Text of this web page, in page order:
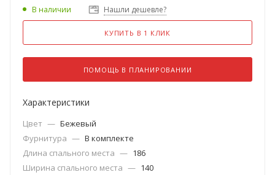
В наличии
Нашли дешевле?
КУПИТЬ В 1 КЛИК
ПОМОЩЬ В ПЛАНИРОВАНИИ
Характеристики
Цвет — Бежевый
Фурнитура — В комплекте
Длина спального места — 186
Ширина спального места — 140